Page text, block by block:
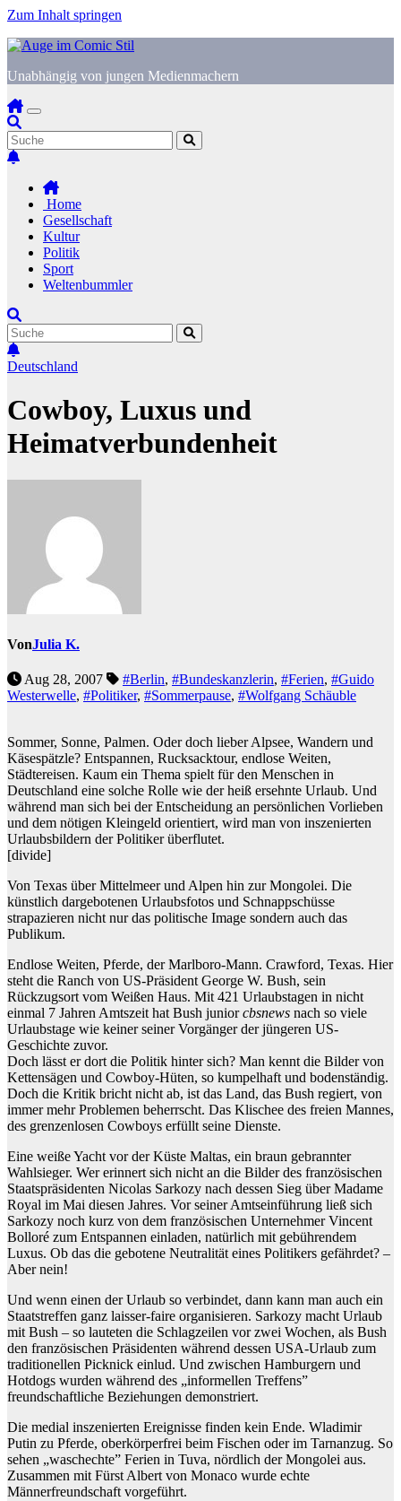
Zum Inhalt springen
Unabhängig von jungen Medienmachern
Home
Gesellschaft
Kultur
Politik
Sport
Weltenbummler
Deutschland
Cowboy, Luxus und
Heimatverbundenheit
VonJulia K.
Aug 28, 2007 #Berlin, #Bundeskanzlerin, #Ferien, #Guido
Westerwelle, #Politiker, #Sommerpause, #Wolfgang Schäuble
Sommer, Sonne, Palmen. Oder doch lieber Alpsee, Wandern und
Käsespätzle? Entspannen, Rucksacktour, endlose Weiten,
Städtereisen. Kaum ein Thema spielt für den Menschen in
Deutschland eine solche Rolle wie der heiß ersehnte Urlaub. Und
während man sich bei der Entscheidung an persönlichen Vorlieben
und dem nötigen Kleingeld orientiert, wird man von inszenierten
Urlaubsbildern der Politiker überflutet.
[divide]
Von Texas über Mittelmeer und Alpen hin zur Mongolei. Die
künstlich dargebotenen Urlaubsfotos und Schnappschüsse
strapazieren nicht nur das politische Image sondern auch das
Publikum.
Endlose Weiten, Pferde, der Marlboro-Mann. Crawford, Texas. Hier
steht die Ranch von US-Präsident George W. Bush, sein
Rückzugsort vom Weißen Haus. Mit 421 Urlaubstagen in nicht
einmal 7 Jahren Amtszeit hat Bush juniorcbsnews nach so viele
Urlaubstage wie keiner seiner Vorgänger der jüngeren US-
Geschichte zuvor.
Doch lässt er dort die Politik hinter sich? Man kennt die Bilder von
Kettensägen und Cowboy-Hüten, so kumpelhaft und bodenständig.
Doch die Kritik bricht nicht ab, ist das Land, das Bush regiert, von
immer mehr Problemen beherrscht. Das Klischee des freien Mannes,
des grenzenlosen Cowboys erfüllt seine Dienste.
Eine weiße Yacht vor der Küste Maltas, ein braun gebrannter
Wahlsieger. Wer erinnert sich nicht an die Bilder des französischen
Staatspräsidenten Nicolas Sarkozy nach dessen Sieg über Madame
Royal im Mai diesen Jahres. Vor seiner Amtseinführung ließ sich
Sarkozy noch kurz von dem französischen Unternehmer Vincent
Bolloré zum Entspannen einladen, natürlich mit gebührendem
Luxus. Ob das die gebotene Neutralität eines Politikers gefährdet? –
Aber nein!
Und wenn einen der Urlaub so verbindet, dann kann man auch ein
Staatstreffen ganz laisser-faire organisieren. Sarkozy macht Urlaub
mit Bush – so lauteten die Schlagzeilen vor zwei Wochen, als Bush
den französischen Präsidenten während dessen USA-Urlaub zum
traditionellen Picknick einlud. Und zwischen Hamburgern und
Hotdogs wurden während des „informellen Treffens”
freundschaftliche Beziehungen demonstriert.
Die medial inszenierten Ereignisse finden kein Ende. Wladimir
Putin zu Pferde, oberkörperfrei beim Fischen oder im Tarnanzug. So
sehen „waschechte” Ferien in Tuva, nördlich der Mongolei aus.
Zusammen mit Fürst Albert von Monaco wurde echte
Männerfreundschaft vorgeführt.